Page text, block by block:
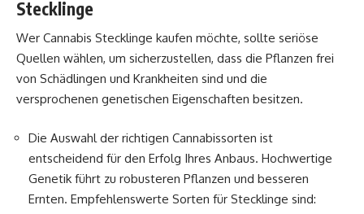
Stecklinge
Wer Cannabis Stecklinge kaufen möchte, sollte seriöse
Quellen wählen, um sicherzustellen, dass die Pflanzen frei
von Schädlingen und Krankheiten sind und die
versprochenen genetischen Eigenschaften besitzen.
Die Auswahl der richtigen Cannabissorten ist
entscheidend für den Erfolg Ihres Anbaus. Hochwertige
Genetik führt zu robusteren Pflanzen und besseren
Ernten. Empfehlenswerte Sorten für Stecklinge sind: